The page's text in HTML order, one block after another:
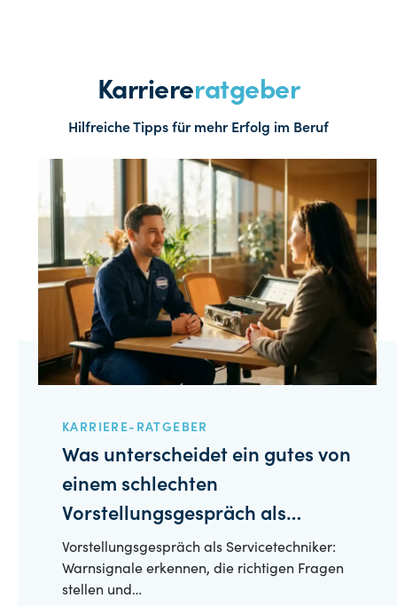
Karriereratgeber
Hilfreiche Tipps für mehr Erfolg im Beruf
KARRIERE-RATGEBER
Was unterscheidet ein gutes von
einem schlechten
Vorstellungsgespräch als
Servicetechniker?
Vorstellungsgespräch als Servicetechniker:
Warnsignale erkennen, die richtigen Fragen
stellen und…